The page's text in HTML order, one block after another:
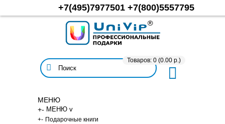
+7(495)7977501 +7(800)5557795
Товаров: 0 (0.00 р.)
МЕНЮ
+- МЕНЮ v
+- Подарочные книги